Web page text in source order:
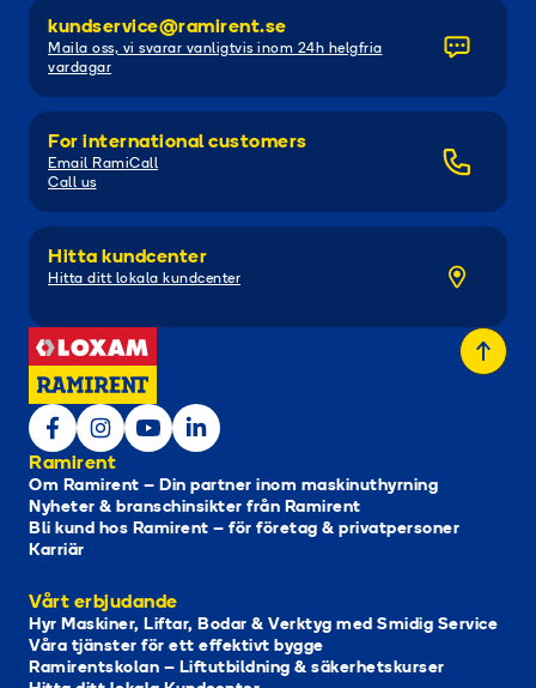
kundservice@ramirent.se
Maila oss, vi svarar vanligtvis inom 24h helgfria
vardagar
For international customers
Email RamiCall
Call us
Hitta kundcenter
Hitta ditt lokala kundcenter
Ramirent
Om Ramirent – Din partner inom maskinuthyrning
Nyheter & branschinsikter från Ramirent
Bli kund hos Ramirent – för företag & privatpersoner
Karriär
Vårt erbjudande
Hyr Maskiner, Liftar, Bodar & Verktyg med Smidig Service
Våra tjänster för ett effektivt bygge
Ramirentskolan – Liftutbildning & säkerhetskurser